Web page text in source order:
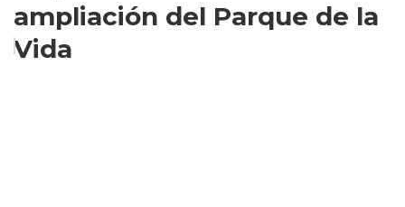
ampliación del Parque de la
Vida